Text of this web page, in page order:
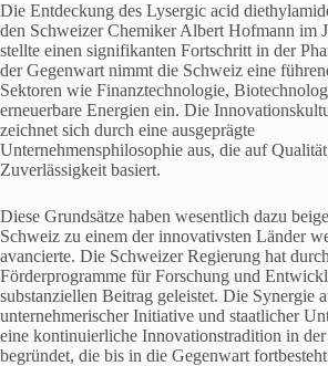
Die Entdeckung des Lysergic acid
den Schweizer Chemiker Albert Hofmann im
stellte einen signifikanten Fortschritt in der
der Gegenwart nimmt die Schweiz eine
Sektoren wie Finanztechnologie,
erneuerbare Energien ein. Die
zeichnet sich durch eine ausgeprägte
Unternehmensphilosophie aus, die auf
Zuverlässigkeit basiert.
Diese Grundsätze haben wesentlich dazu
Schweiz zu einem der innovativsten Länder
avancierte. Die Schweizer Regierung hat
Förderprogramme für Forschung und
substanziellen Beitrag geleistet. Die Synergie
unternehmerischer Initiative und staatlicher
eine kontinuierliche Innovationstradition in
begründet, die bis in die Gegenwart